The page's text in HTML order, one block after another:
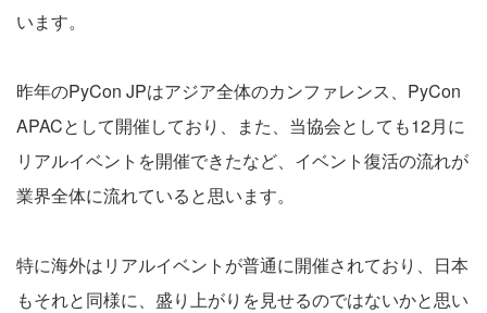
います。
昨年のPyCon JPはアジア全体のカンファレンス、PyCon
APACとして開催しており、また、当協会としても12月に
リアルイベントを開催できたなど、イベント復活の流れが
業界全体に流れていると思います。
特に海外はリアルイベントが普通に開催されており、日本
もそれと同様に、盛り上がりを見せるのではないかと思い